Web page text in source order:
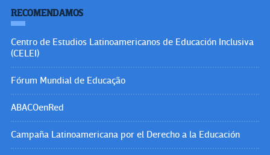
RECOMENDAMOS
Centro de Estudios Latinoamericanos de Educación Inclusiva
(CELEI)
Fórum Mundial de Educação
ABACOenRed
Campaña Latinoamericana por el Derecho a la Educación